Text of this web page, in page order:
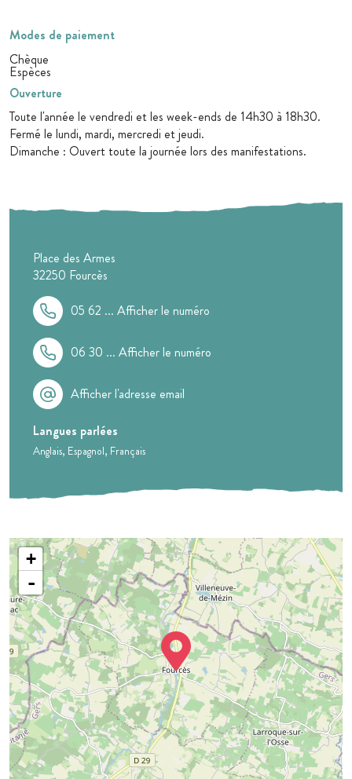
Modes de paiement
Chèque
Espèces
Ouverture
Toute l'année le vendredi et les week-ends de 14h30 à 18h30.
Fermé le lundi, mardi, mercredi et jeudi.
Dimanche : Ouvert toute la journée lors des manifestations.
Place des Armes
32250 Fourcès
05 62 ... Afficher le numéro
06 30 ... Afficher le numéro
Afficher l'adresse email
Langues parlées
Anglais Espagnol Français
+
-